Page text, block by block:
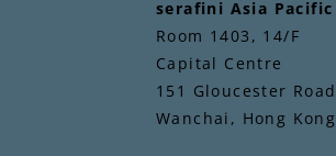
serafini Asia Pacific
Room 1403, 14/F
Capital Centre
151 Gloucester Road
Wanchai, Hong Kong